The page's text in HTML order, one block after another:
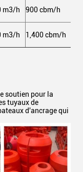
m3/h 900 cbm/h
m3/h 1,400 cbm/h
soutien pour la
tuyaux de
d'ancrage qui